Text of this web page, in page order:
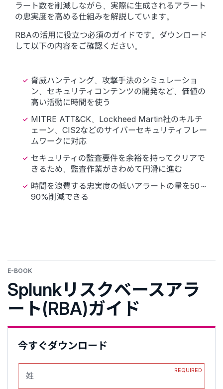
ラート数を削減しながら、実際に生成されるアラート
の忠実度を高める仕組みを解説しています。
RBAの活用に役立つ必須のガイドです。ダウンロード
して以下の内容をご確認ください。
脅威ハンティング、攻撃手法のシミュレーショ
ン、セキュリティコンテンツの開発など、価値の
高い活動に時間を使う
MITRE ATT&CK、Lockheed Martin社のキルチ
ェーン、CIS2などのサイバーセキュリティフレー
ムワークに対応
セキュリティの監査要件を余裕を持ってクリアで
きるため、監査作業がきわめて円滑に進む
時間を浪費する忠実度の低いアラートの量を50～
90%削減できる
E-BOOK
Splunkリスクベースアラ
ート(RBA)ガイド
今すぐダウンロード
姓
REQUIRED